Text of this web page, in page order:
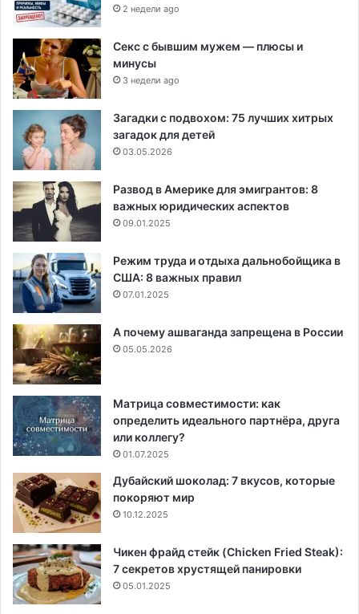
2 недели ago
Секс с бывшим мужем — плюсы и
минусы
3 недели ago
Загадки с подвохом: 75 лучших хитрых
загадок для детей
03.05.2026
Развод в Америке для эмигрантов: 8
важных юридических аспектов
09.01.2025
Режим труда и отдыха дальнобойщика в
США: 8 важных правил
07.01.2025
А почему ашваганда запрещена в России
05.05.2026
Матрица совместимости: как
определить идеального партнёра, друга
или коллегу?
01.07.2025
Дубайский шоколад: 7 вкусов, которые
покоряют мир
10.12.2025
Чикен фрайд стейк (Chicken Fried Steak):
7 секретов хрустящей панировки
05.01.2025